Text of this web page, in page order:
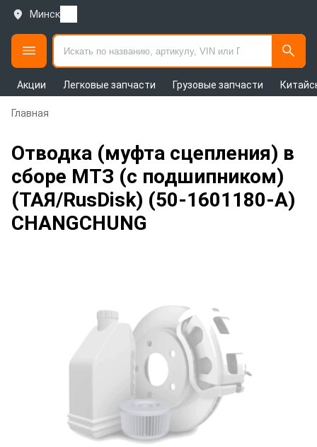
Минск
Акции Легковые запчасти Грузовые запчасти
Главная
Отводка (муфта сцепления) в
сборе МТЗ (с подшипником)
(ТАЯ/RusDisk) (50-1601180-А)
CHANGCHUNG